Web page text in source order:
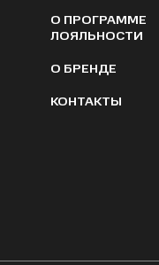
О ПРОГРАММЕ
ЛОЯЛЬНОСТИ
О БРЕНДЕ
КОНТАКТЫ